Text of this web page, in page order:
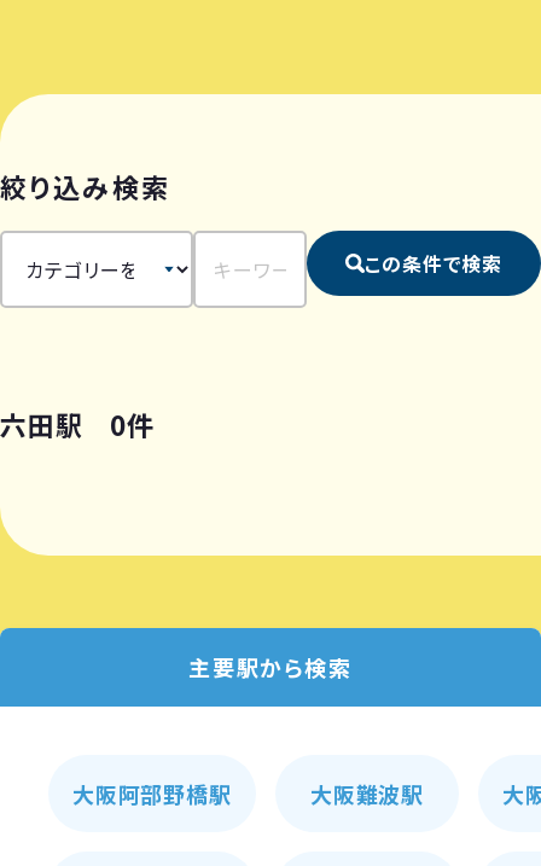
絞り込み検索
この条件で検索
六田駅 0件
主要駅から検索
大阪阿部野橋駅 大阪難波駅 大